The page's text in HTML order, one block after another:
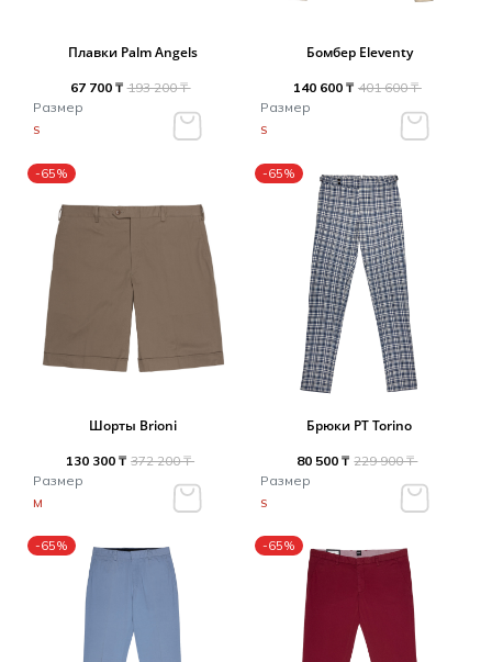
Плавки Palm Angels
67 700 ₸ 193 200 ₸
Размер
S
Бомбер Eleventy
140 600 ₸ 401 600 ₸
Размер
S
-65%
Шорты Brioni
130 300 ₸ 372 200 ₸
Размер
M
-65%
Брюки PT Torino
80 500 ₸ 229 900 ₸
Размер
S
-65% -65%